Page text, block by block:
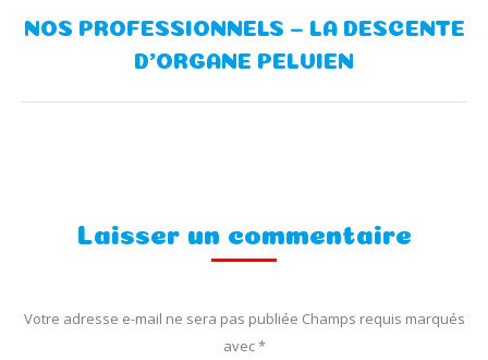
Onglet
suivant
NOS PROFESSIONNELS – LA DESCENTE
D’ORGANE PELVIEN
Laisser un commentaire
Votre adresse e-mail ne sera pas publiée Champs requis marqués
avec*